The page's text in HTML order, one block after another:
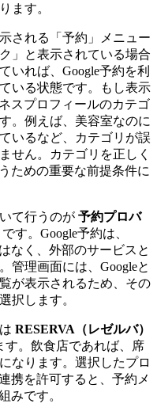
ます。
される「予約」メニュー
」と表示されている場合
いれば、Google予約を利
いる状態です。もし表示
スプロフィールのカテゴ
。例えば、美容室なのに
いるなど、カテゴリが誤
せん。カテゴリを正しく
ための重要な前提条件に
て行うのが 予約プロバ
です。Google予約は、
なく、外部のサービスと
管理画面には、Googleと
が表示されるため、その
択します。
RESERVA（レゼルバ）
す。飲食店であれば、席
なります。選択したプロ
携を許可すると、予約メ
みです。